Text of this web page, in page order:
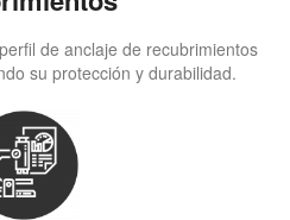
de anclaje de recubrimientos
su protección y durabilidad.